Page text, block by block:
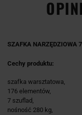
SZAFKA NARZĘDZIOWA
Cechy produktu:
szafka warsztatowa,
176 elementów,
7 szuflad,
nośność 280 kg,